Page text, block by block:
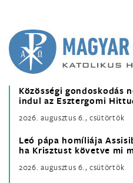
Közösségi gondoskodás
indul az Esztergomi
2026. augusztus 6., csütörtök
Leó pápa homíliája
ha Krisztust követve mi
2026. augusztus 6., csütörtök